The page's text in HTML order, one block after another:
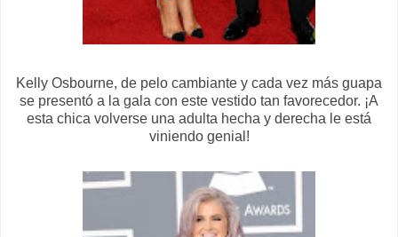
Kelly Osbourne, de pelo cambiante y cada vez más guapa
se presentó a la gala con este vestido tan favorecedor. ¡A
esta chica volverse una adulta hecha y derecha le está
viniendo genial!